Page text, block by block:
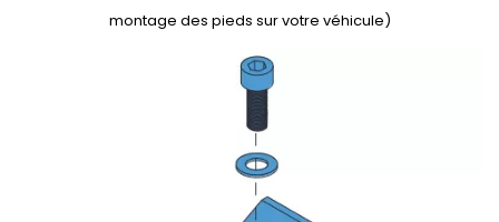
montage des pieds sur votre véhicule)